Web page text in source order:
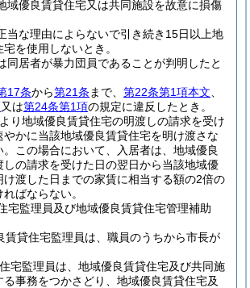
域優良賃貸住宅又は共同施設を故意に損傷
当な理由によらないで引き続き15日以上地
を使用しないとき。
同居者が暴力団員であることが判明したと
17条から第21条 まで、 第22条第1項本文
又は第24条第1項の規定に違反したとき。
り地域優良賃貸住宅の明渡しの請求を受け
やかに当該地域優良賃貸住宅を明け渡さな
この場合において、入居者は、地域優良
しの請求を受けた日の翌日から当該地域優
け渡した日までの家賃に相当する額の2倍の
ばならない。
宅監理員及び地域優良賃貸住宅管理補助
賃貸住宅監理員は、職員のうちから市長が
宅監理員は、地域優良賃貸住宅及び共同施
事務をつかさどり、地域優良賃貸住宅及